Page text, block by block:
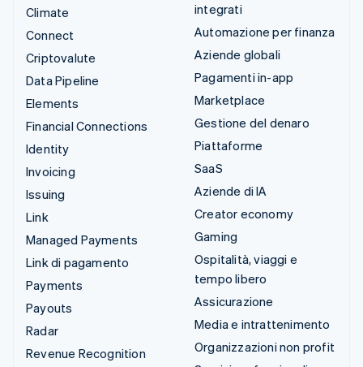
Climate
Connect
Criptovalute
Data Pipeline
Elements
Financial Connections
Identity
Invoicing
Issuing
Link
Managed Payments
Link di pagamento
Payments
Payouts
Radar
Revenue Recognition
integrati
Automazione per finanza
Aziende globali
Pagamenti in-app
Marketplace
Gestione del denaro
Piattaforme
SaaS
Aziende di IA
Creator economy
Gaming
Ospitalità, viaggi e
tempo libero
Assicurazione
Media e intrattenimento
Organizzazioni non profit